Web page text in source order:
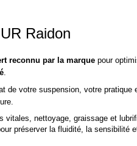
Raidon
reconnu par la marque pour
de votre suspension, votre pratique
vitales, nettoyage, graissage et
préserver la fluidité, la sensibilité